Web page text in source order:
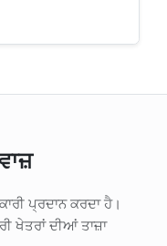
ਪ੍ਰਦਾਨ ਕਰਦਾ ਹੈ।
ਖੇਤਰਾਂ ਦੀਆਂ ਤਾਜ਼ਾ